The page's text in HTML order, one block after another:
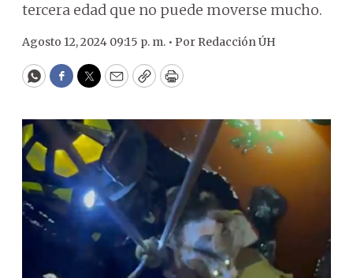
tercera edad que no puede moverse mucho.
Agosto 12, 2024 09:15 p. m. • Por Redacción ÚH
WhatsApp
Facebook
Twitter
EmailCopyPrint